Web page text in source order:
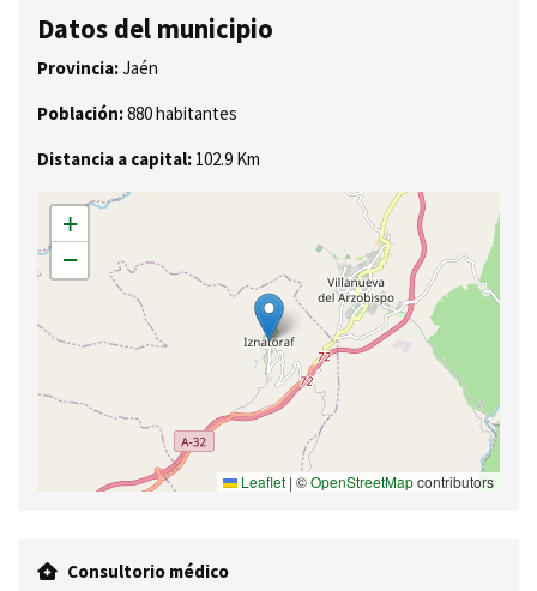
Datos del municipio
Provincia:Jaén
Población:880 habitantes
Distancia a capital: 102.9 Km
+
−
Leaflet | ©OpenStreetMapcontributors
Consultorio médico